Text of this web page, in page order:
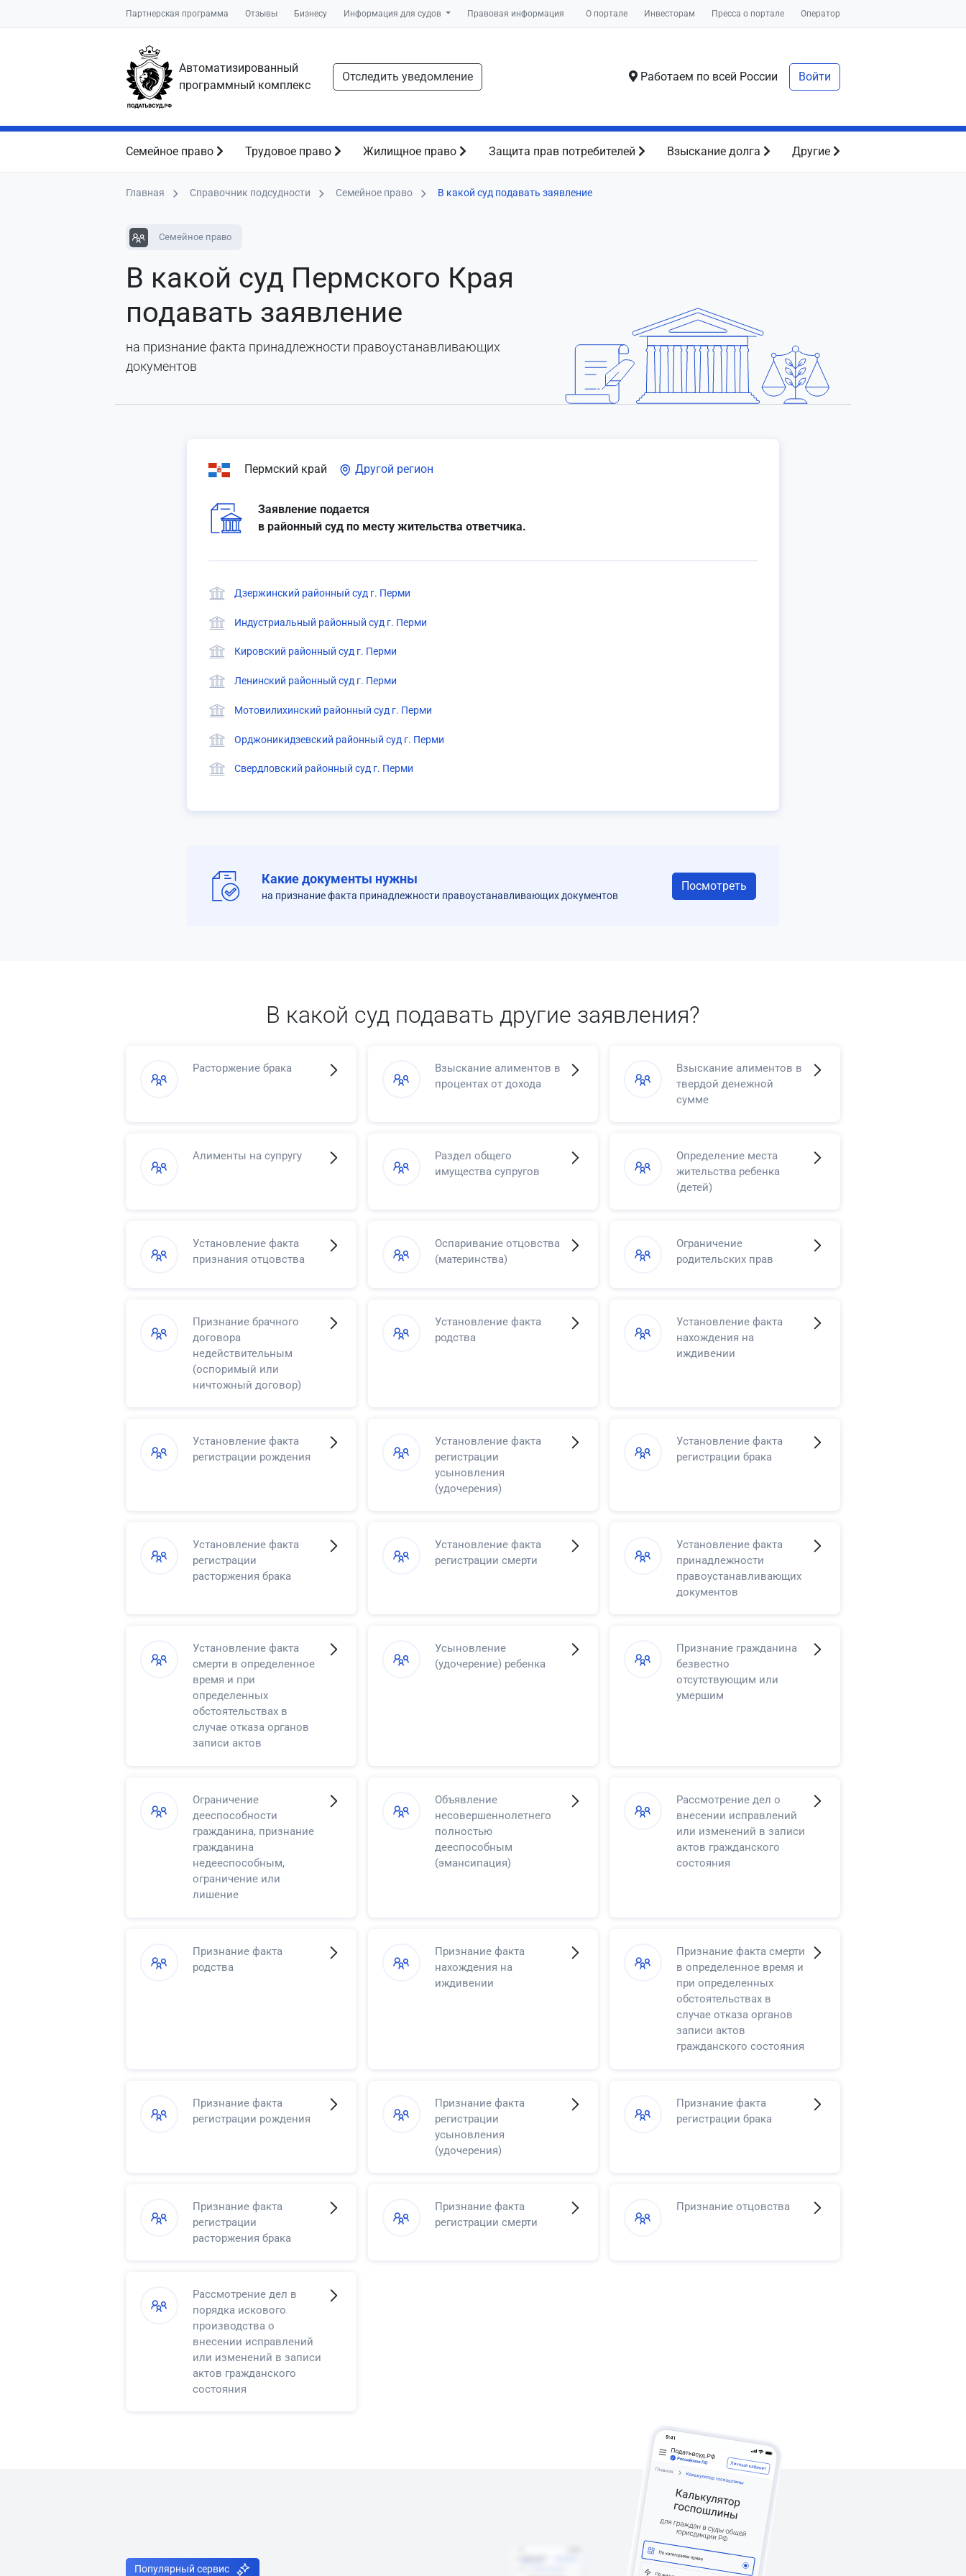
Партнерская программа Отзывы Бизнесу Информация для судов Правовая информация О портале Инвесторам Пресса о портале Оператор
Автоматизированный
программный комплекс
Отследить уведомление Работаем по всей России Войти
Семейное право Трудовое право Жилищное право Защита прав потребителей Взыскание долга Другие
Главная Справочник подсудности Семейное право В какой суд подавать заявление
Семейное право
В какой суд Пермского Края
подавать заявление
на признание факта принадлежности правоустанавливающих
документов
Пермский край Другой регион
Заявление подается
в районный суд по месту жительства ответчика.
Дзержинский районный суд г. Перми
Индустриальный районный суд г. Перми
Кировский районный суд г. Перми
Ленинский районный суд г. Перми
Мотовилихинский районный суд г. Перми
Орджоникидзевский районный суд г. Перми
Свердловский районный суд г. Перми
Какие документы нужны
на признание факта принадлежности правоустанавливающих документов
Посмотреть
В какой суд подавать другие заявления?
Расторжение брака
Взыскание алиментов в
процентах от дохода
Взыскание алиментов в
твердой денежной
сумме
Алименты на супругу
Раздел общего
имущества супругов
Определение места
жительства ребенка
(детей)
Установление факта
признания отцовства
Оспаривание отцовства
(материнства)
Ограничение
родительских прав
Признание брачного
договора
недействительным
(оспоримый или
ничтожный договор)
Установление факта
родства
Установление факта
нахождения на
иждивении
Установление факта
регистрации рождения
Установление факта
регистрации
усыновления
(удочерения)
Установление факта
регистрации брака
Установление факта
регистрации
расторжения брака
Установление факта
регистрации смерти
Установление факта
принадлежности
правоустанавливающих
документов
Установление факта
смерти в определенное
время и при
определенных
обстоятельствах в
случае отказа органов
записи актов
Усыновление
(удочерение) ребенка
Признание гражданина
безвестно
отсутствующим или
умершим
Ограничение
дееспособности
гражданина, признание
гражданина
недееспособным,
ограничение или
лишение
восемнадцати лет права
самостоятельно
Объявление
несовершеннолетнего
полностью
дееспособным
(эмансипация)
Рассмотрение дел о
внесении исправлений
или изменений в записи
актов гражданского
состояния
Признание факта
родства
Признание факта
нахождения на
иждивении
Признание факта смерти
в определенное время и
при определенных
обстоятельствах в
случае отказа органов
записи актов
гражданского состояния
Признание факта
регистрации рождения
Признание факта
регистрации
усыновления
(удочерения)
Признание факта
регистрации брака
Признание факта
регистрации
расторжения брака
Признание факта
регистрации смерти
Признание отцовства
Рассмотрение дел в
порядка искового
производства о
внесении исправлений
или изменений в записи
актов гражданского
состояния
Популярный сервис